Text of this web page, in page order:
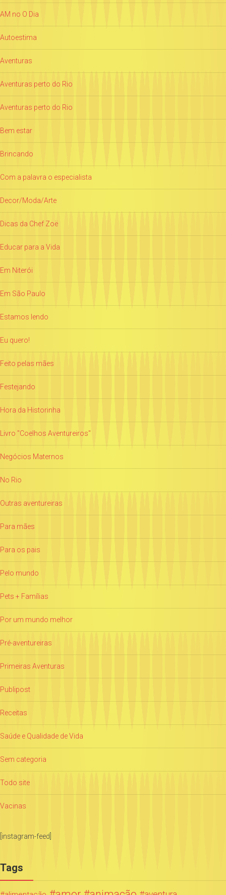
AM no O Dia
Autoestima
Aventuras
Aventuras perto do Rio
Aventuras perto do Rio
Bem estar
Brincando
Com a palavra o especialista
Decor/Moda/Arte
Dicas da Chef Zoë
Educar para a Vida
Em Niterói
Em São Paulo
Estamos lendo
Eu quero!
Feito pelas mães
Festejando
Hora da Historinha
Livro "Coelhos Aventureiros"
Negócios Maternos
No Rio
Outras aventureiras
Para mães
Para os pais
Pelo mundo
Pets + Famílias
Por um mundo melhor
Pré-aventureiras
Primeiras Aventuras
Publipost
Receitas
Saúde e Qualidade de Vida
Sem categoria
Todo site
Vacinas
[instagram-feed]
Tags